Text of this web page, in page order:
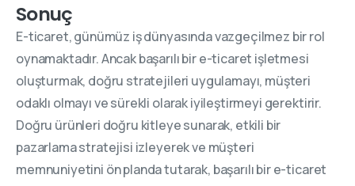
Sonuç
E-ticaret, günümüz iş dünyasında vazgeçilmez bir rol
oynamaktadır. Ancak başarılı bir e-ticaret işletmesi
oluşturmak, doğru stratejileri uygulamayı, müşteri
odaklı olmayı ve sürekli olarak iyileştirmeyi gerektirir.
Doğru ürünleri doğru kitleye sunarak, etkili bir
pazarlama stratejisi izleyerek ve müşteri
memnuniyetini ön planda tutarak, başarılı bir e-ticaret